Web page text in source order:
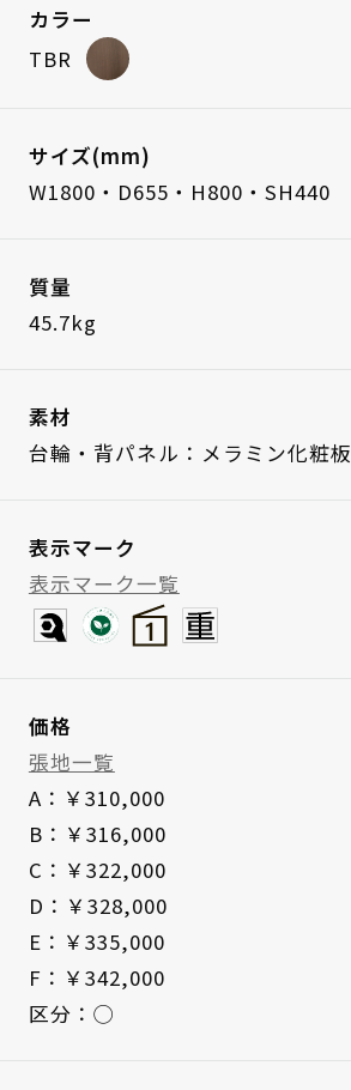
カラー
TBR
サイズ(mm)
W1800・D655・H800・SH440
質量
45.7kg
素材
台輪・背パネル：メラミン化粧板
表示マーク
表示マーク一覧
価格
張地一覧
A：￥310,000
B：￥316,000
C：￥322,000
D：￥328,000
E：￥335,000
F：￥342,000
区分：◯